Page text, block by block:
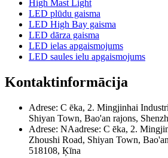
High Mast Light
LED plūdu gaisma
LED High Bay gaisma
LED dārza gaisma
LED ielas apgaismojums
LED saules ielu apgaismojums
Kontaktinformācija
Adrese: C ēka, 2. Mingjinhai
Shiyan Town, Bao'an rajons,
Adrese: NAadrese: C ēka, 2.
Zhoushi Road, Shiyan Town,
518108, Ķīna